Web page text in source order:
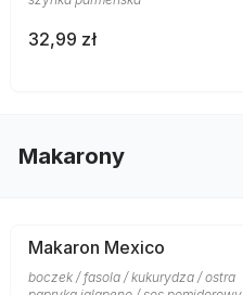
32,99 zł
Makarony
Makaron Mexico
boczek / fasola / kukurydza / ostra